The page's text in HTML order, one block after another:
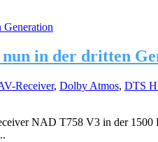
in der dritten
Receiver, Dolby Atmos, DTS
NAD T758 V3 in der